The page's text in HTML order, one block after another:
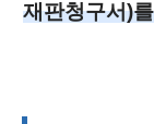
재판청구서)